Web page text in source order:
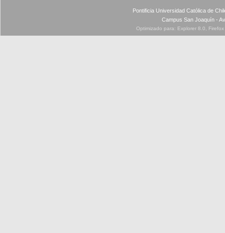
Pontificia Universidad Católica de
Campus San Joaquín -
Optimizado para: Explorer 8.0,